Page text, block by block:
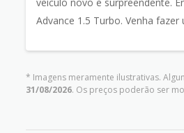
Advance 1.5 Turbo. Venha
* Imagens meramente ilustrativas.
31/08/2026. Os preços poderão ser